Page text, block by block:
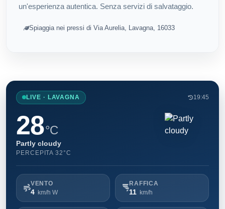
un'esperienza autentica. Senza servizi di salvataggio.
Spiaggia nei pressi di Via Aurelia, Lavagna, 16033
LIVE · LAVAGNA 19:45
28°C
Partly cloudy
PERCEPITA 32°C
VENTO
4 km/h W
RAFFICA
11 km/h